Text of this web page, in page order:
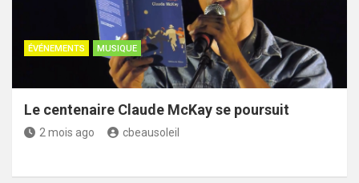
ÉVÉNEMENTS MUSIQUE
Le centenaire Claude McKay se poursuit
2 mois ago cbeausoleil